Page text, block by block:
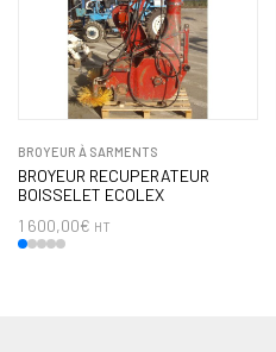
BROYEUR À SARMENTS
BROYEUR RECUPERATEUR
BOISSELET ECOLEX
1 600,00€ HT